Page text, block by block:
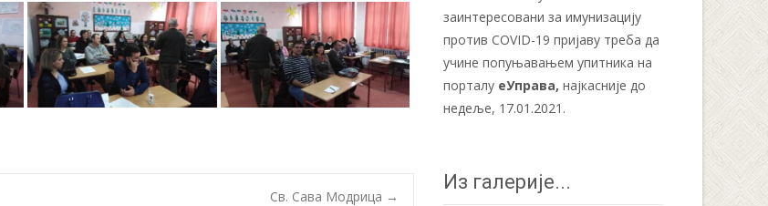
Св. Сава Модрица →
заинтересовани за имунизацију
против COVID-19 пријаву треба да
учине попуњавањем упитника на
порталу еУправа, најкасније до
недеље, 17.01.2021.
Из галерије...